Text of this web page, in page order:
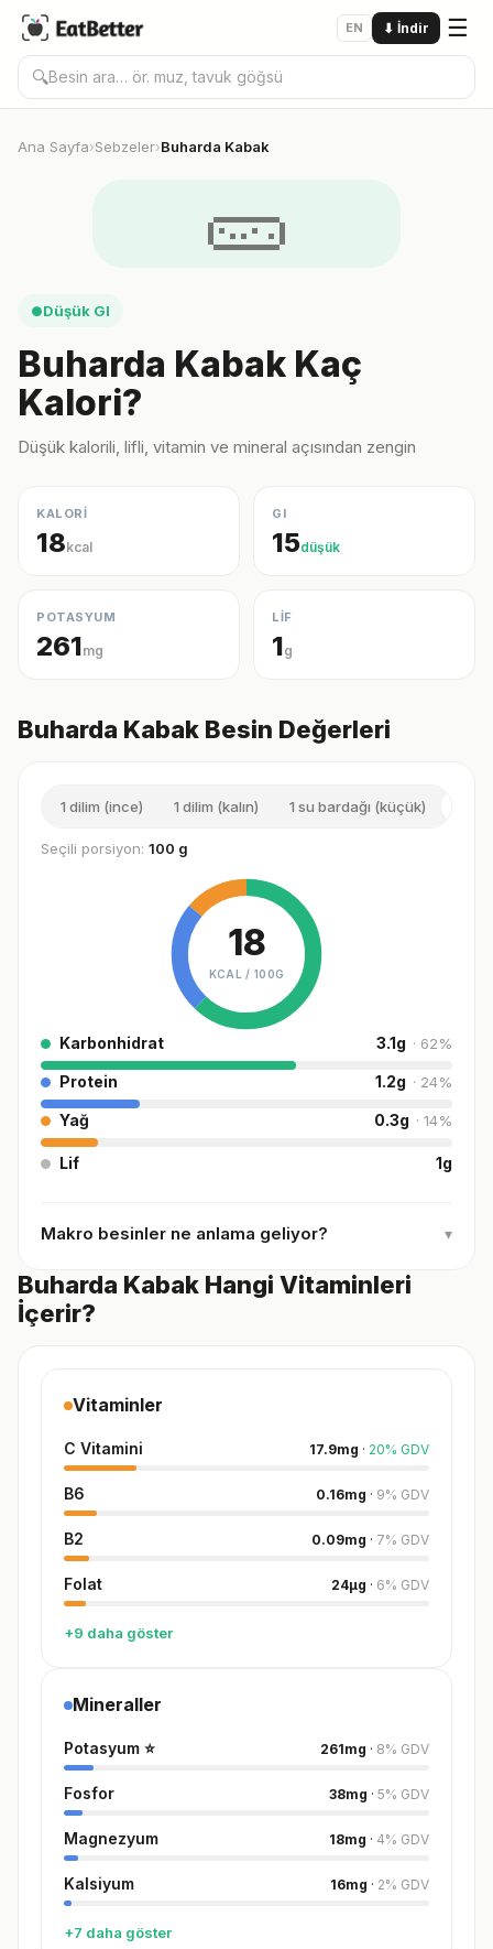
EN ⬇ İndir ☰
🔍
Ana Sayfa›Sebzeler›Buharda Kabak
🥒
●Düşük GI
Buharda Kabak Kaç
Kalori?
Düşük kalorili, lifli, vitamin ve mineral açısından zengin
KALORİ
18kcal
GI
15düşük
POTASYUM
261mg
LİF
1g
Buharda Kabak Besin Değerleri
1 dilim (ince) 1 dilim (kalın) 1 su bardağı (küçük)
Seçili porsiyon: 100 g
18
KCAL / 100G
Karbonhidrat 3.1g · 62%
Protein 1.2g · 24%
Yağ 0.3g · 14%
Lif 1g
Makro besinler ne anlama geliyor? ▾
Buharda Kabak Hangi Vitaminleri
İçerir?
Vitaminler
C Vitamini 17.9mg · 20% GDV
B6 0.16mg · 9% GDV
B2 0.09mg · 7% GDV
Folat 24µg · 6% GDV
+9 daha göster
Mineraller
Potasyum ⭐ 261mg · 8% GDV
Fosfor 38mg · 5% GDV
Magnezyum 18mg · 4% GDV
Kalsiyum 16mg · 2% GDV
+7 daha göster